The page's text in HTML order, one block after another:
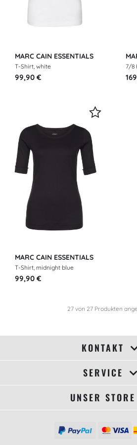
MARC CAIN ESSENTIALS
T-Shirt, white
99,90 €
7/8
MARC CAIN ESSENTIALS
T-Shirt, midnight blue
99,90 €
27von 27Produkten
KONTAKT
SERVICE
UNSER STORE